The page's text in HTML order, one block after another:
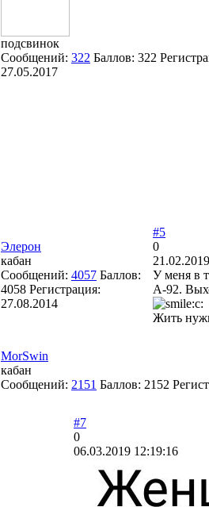
подсвинок
Сообщений: 322 Баллов: 322
27.05.2017
Элерон
кабан
Сообщений: 4057 Баллов:
4058 Регистрация:
27.08.2014
#5
0
У меня в
А-92.
Жить
MorSwin
кабан
Сообщений: 2151 Баллов: 2152
#7
0
06.03.2019 12:19:16